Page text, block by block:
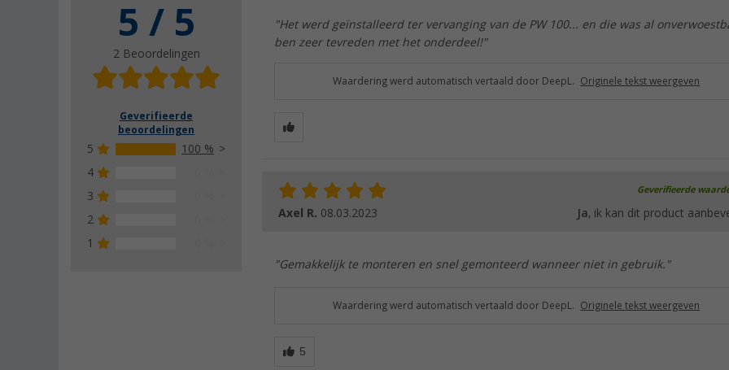
5 / 5
2 Beoordelingen
Geverifieerde
beoordelingen
5
100 %
4
3
2
1
"Het werd geïnstalleerd ter vervanging van de PW 100... en die was al
ben zeer tevreden met het onderdeel!"
Waardering werd automatisch vertaald door DeepL. Originele tekst weergeven
Geverifieerde
Axel R. 08.03.2023 Ja, ik kan dit product
"Gemakkelijk te monteren en snel gemonteerd wanneer niet in gebruik."
Waardering werd automatisch vertaald door DeepL. Originele tekst weergeven